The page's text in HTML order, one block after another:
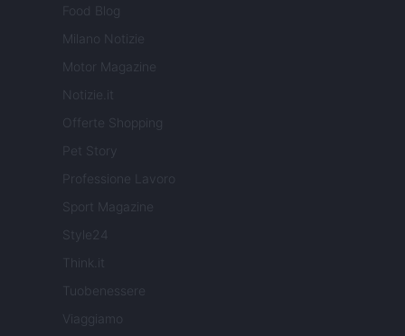
Food Blog
Milano Notizie
Motor Magazine
Notizie.it
Offerte Shopping
Pet Story
Professione Lavoro
Sport Magazine
Style24
Think.it
Tuobenessere
Viaggiamo